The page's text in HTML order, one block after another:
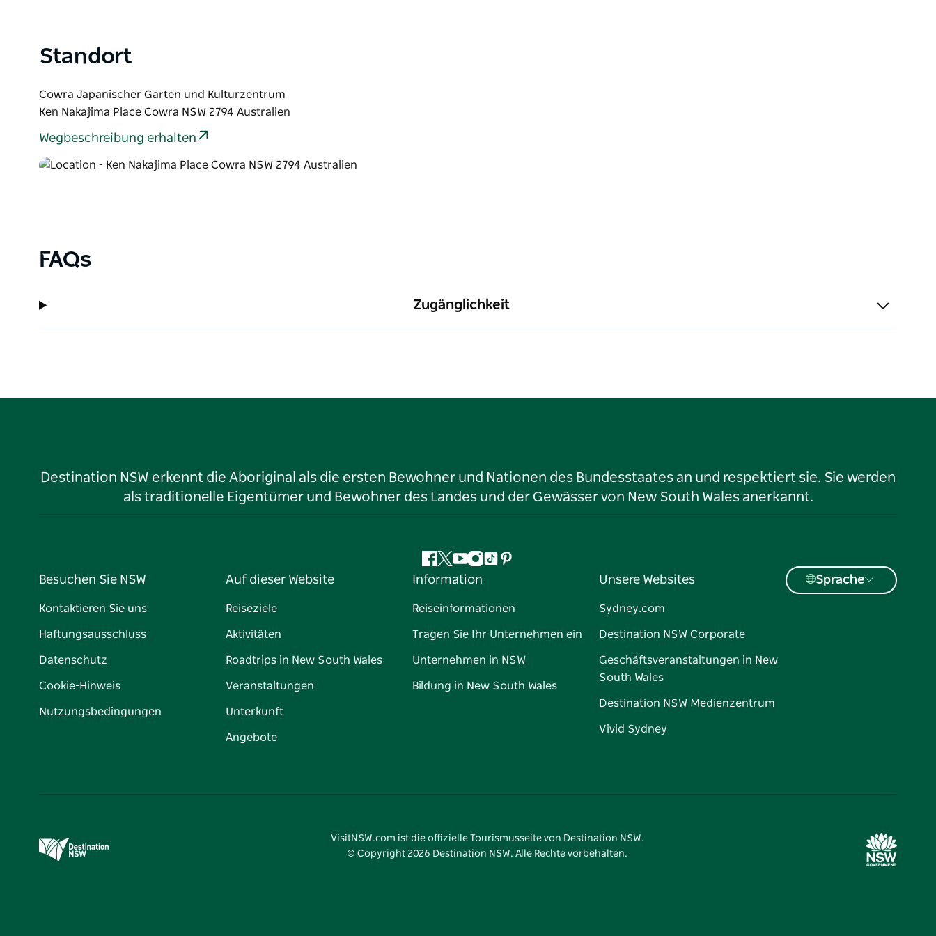
Komm vorbei, pack mit an und lass deiner Kreativität im Herzen des Cowra Japanese Garden and
Standort
Cowra Japanischer Garten und Kulturzentrum
Ken Nakajima Place Cowra NSW 2794 Australien
Wegbeschreibung erhalten
FAQs
Zugänglichkeit
Destination NSW erkennt die Aboriginal als die ersten Bewohner und Nationen des Bundesstaates an und respektiert sie. Sie werden
als traditionelle Eigentümer und Bewohner des Landes und der Gewässer von New South Wales anerkannt.
Facebook
Twitter
YouTube
Instagram
TikTokPinterest
Besuchen Sie NSW
Kontaktieren Sie uns
Haftungsausschluss
Datenschutz
Cookie-Hinweis
Nutzungsbedingungen
Auf dieser Website
Reiseziele
Aktivitäten
Roadtrips in New South Wales
Veranstaltungen
Unterkunft
Angebote
Information
Reiseinformationen
Tragen Sie Ihr Unternehmen ein
Unternehmen in NSW
Bildung in New South Wales
Unsere Websites
Sydney.com
Destination NSW Corporate
Geschäftsveranstaltungen in New
South Wales
Destination NSW Medienzentrum
Vivid Sydney
Sprache
VisitNSW.com ist die offizielle Tourismusseite von Destination NSW.
© Copyright 2026 Destination NSW. Alle Rechte vorbehalten.